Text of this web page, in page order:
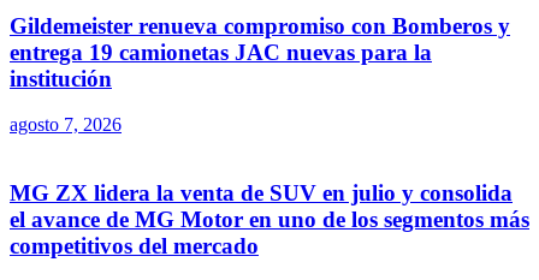
Gildemeister renueva compromiso con Bomberos y
entrega 19 camionetas JAC nuevas para la
institución
agosto 7, 2026
MG ZX lidera la venta de SUV en julio y consolida
el avance de MG Motor en uno de los segmentos más
competitivos del mercado